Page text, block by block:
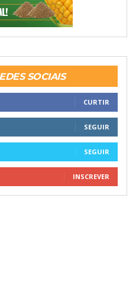
SOCIAIS
CURTIR
SEGUIR
SEGUIR
INSCREVER